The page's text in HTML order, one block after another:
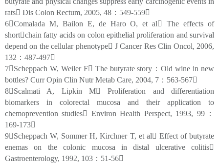
rats Dis Colon Rectum, 2005, 48：549-559
6Comalada M, Bailon E, de Haro O, et al The effects of
shortchain fatty acids on colon epithelial proliferation and survival
depend on the cellular phenotype J Cancer Res Clin Oncol, 2006,
132：487-497
7Scheppach W, Weiler F The butyrate story：Old wine in new
bottles? Curr Opin Clin Nutr Metab Care, 2004, 7：563-567
8Scalmati A, Lipkin M Proliferation and differentiation
biomarkers in colorectal mucosa and their application to
chemoprevention studies Environ Health Perspect, 1993, 99：
169-173
9Scheppach W, Sommer H, Kirchner T, et al Effect of butyrate
enemas on the colonic mucosa in distal ulcerative colitis
Gastroenterology, 1992, 103：51-56